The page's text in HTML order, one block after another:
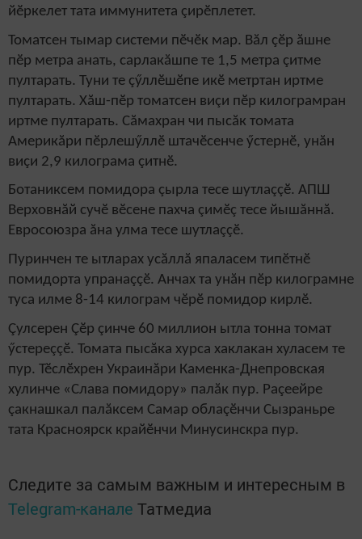
йӗркелет тата иммунитета çирӗплетет.
Томатсен тымар системи пӗчӗк мар. Вăл çӗр ăшне
пӗр метра анать, сарлакăшпе те 1,5 метра çитме
пултарать. Туни те çӳллӗшӗпе икӗ метртан иртме
пултарать. Хăш-пӗр томатсен виçи пӗр килограмран
иртме пултарать. Сăмахран чи пысăк томата
Америкăри пӗрлешӳллӗ штачӗсенче ӳстернӗ, унăн
виçи 2,9 килограма çитнӗ.
Ботаниксем помидора çырла тесе шутлаççӗ. АПШ
Верховнăй сучӗ вӗсене пахча çимӗç тесе йышăннă.
Евросоюзра ăна улма тесе шутлаççӗ.
Пуринчен те ытларах усăллă япаласем типӗтнӗ
помидорта упранаççӗ. Анчах та унăн пӗр килограмне
туса илме 8-14 килограм чӗрӗ помидор кирлӗ.
Çулсерен Çӗр çинче 60 миллион ытла тонна томат
ӳстереççӗ. Томата пысăка хурса хаклакан хуласем те
пур. Тӗслӗхрен Украинăри Каменка-Днепровская
хулинче «Слава помидору» палăк пур. Раçеейре
çакнашкал палăксем Самар облаçӗнчи Сызраньре
тата Красноярск крайӗнчи Минусинскра пур.
Следите за самым важным и интересным в
Telegram-канале Татмедиа